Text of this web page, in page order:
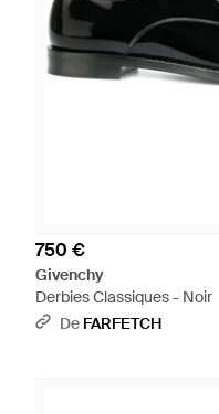
750 €
Givenchy
Derbies Classiques - Noir
De FARFETCH